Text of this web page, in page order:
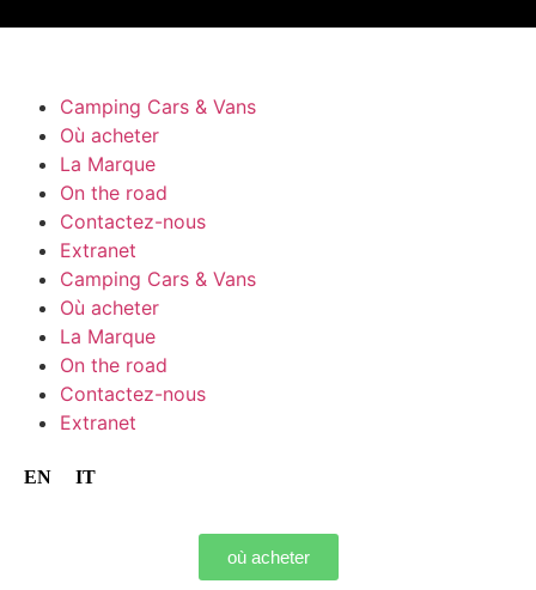
Camping Cars & Vans
Où acheter
La Marque
On the road
Contactez-nous
Extranet
Camping Cars & Vans
Où acheter
La Marque
On the road
Contactez-nous
Extranet
EN IT
où acheter